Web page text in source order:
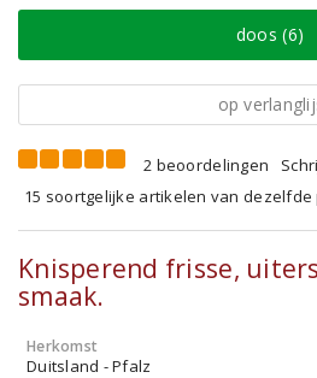
doos (6)
op
2 beoordelingen
15 soortgelijke artikelen van
Knisperend frisse,
smaak.
Herkomst
Duitsland - Pfalz